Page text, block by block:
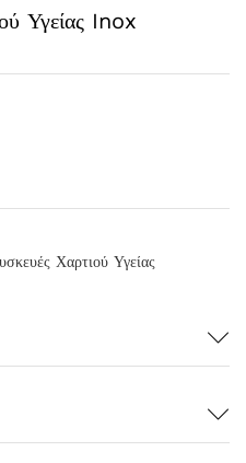
Υγείας Inox
Χαρτιού Υγείας